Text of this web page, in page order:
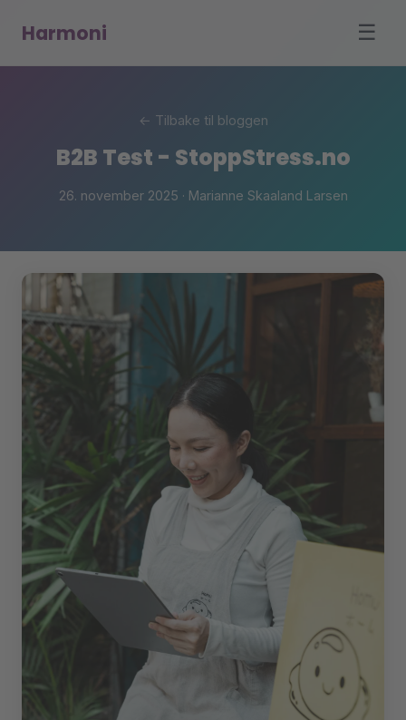
Harmoni ☰
← Tilbake til bloggen
B2B Test - StoppStress.no
26. november 2025 · Marianne Skaaland Larsen